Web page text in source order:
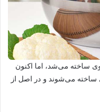
ساخته می‌شد، اما اکنون
می‌شوند و در اصل از